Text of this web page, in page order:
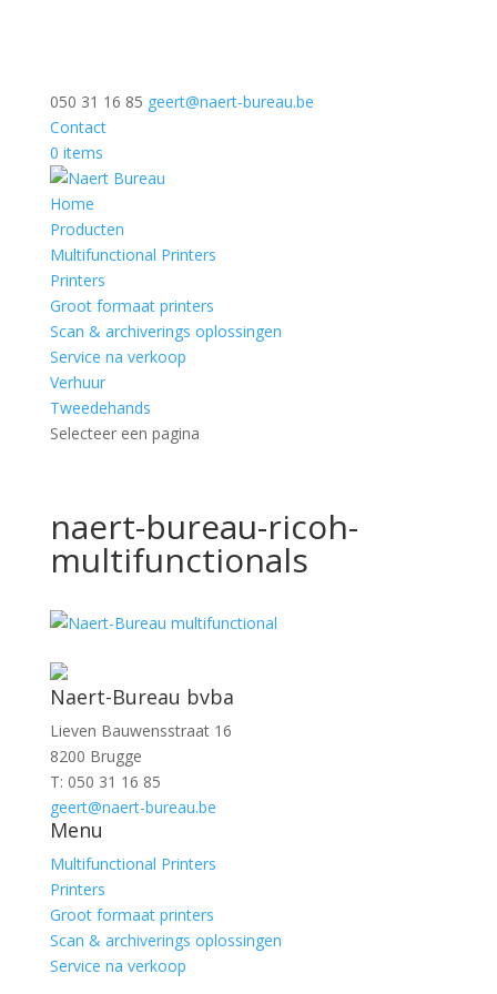
050 31 16 85 geert@naert-bureau.be
Contact
0 items
Home
Producten
Multifunctional Printers
Printers
Groot formaat printers
Scan & archiverings oplossingen
Service na verkoop
Verhuur
Tweedehands
Selecteer een pagina
naert-bureau-ricoh-
multifunctionals
Naert-Bureau bvba
Lieven Bauwensstraat 16
8200 Brugge
T: 050 31 16 85
geert@naert-bureau.be
Menu
Multifunctional Printers
Printers
Groot formaat printers
Scan & archiverings oplossingen
Service na verkoop